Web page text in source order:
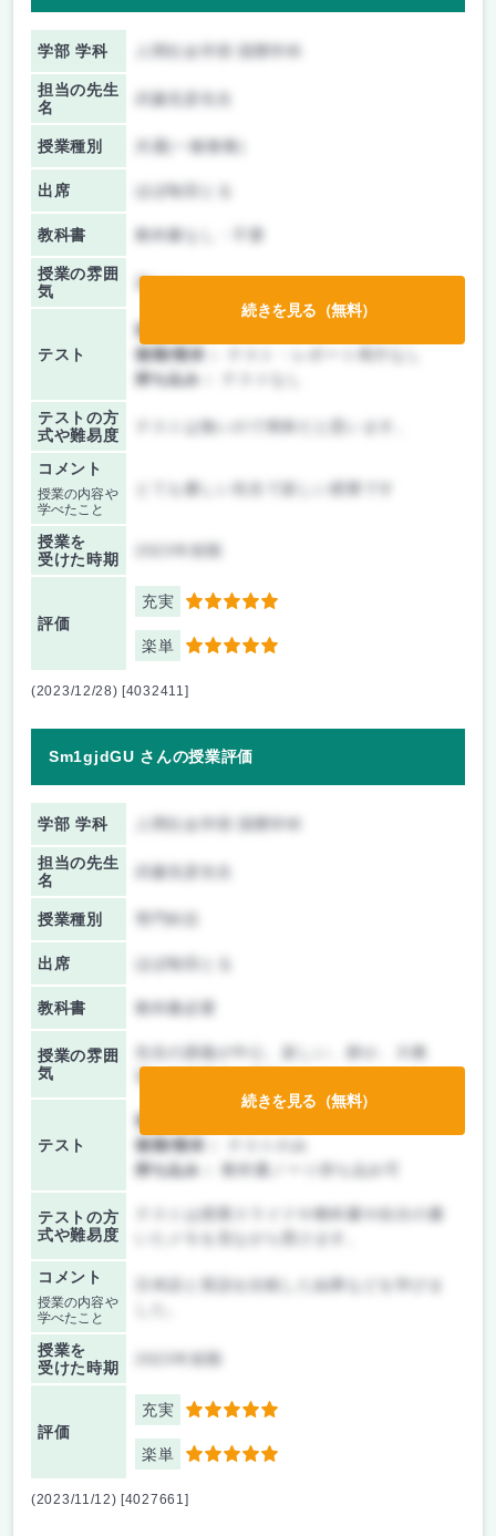
学部 学科
担当の先生
名
武藤克彦先生
授業種別 共通(一般教養)
出席 ほぼ毎回とる
教科書 教科書なし・不要
授業の雰囲
気
楽しい
テスト
前期/中間：
後期/期末：
持ち込み：
テストの方
式や難易度
テストは無いので簡単だと思います。
コメント
授業の内容や
学べたこと
とても優しい先生で楽しい授業です
授業を
受けた時期
評価
充実 5
楽単 5
続きを見る（無料）
(2023/12/28) [4032411]
Sm1gjdGU さんの授業評価
学部 学科
担当の先生
名
武藤克彦先生
授業種別
出席 ほぼ毎回とる
教科書 教科書必要
授業の雰囲
気
先生の講義が中心、楽しい、静か、大教
テスト
前期/中間：
後期/期末：
持ち込み：
教科書ノート持ち込み可
テストの方
式や難易度
テストは授業スライドや教科書や自分の書
コメント
授業の内容や
学べたこと
日本語と英語を比較した結果などを学びま
授業を
受けた時期
評価
充実 5
楽単 5
続きを見る（無料）
(2023/11/12) [4027661]